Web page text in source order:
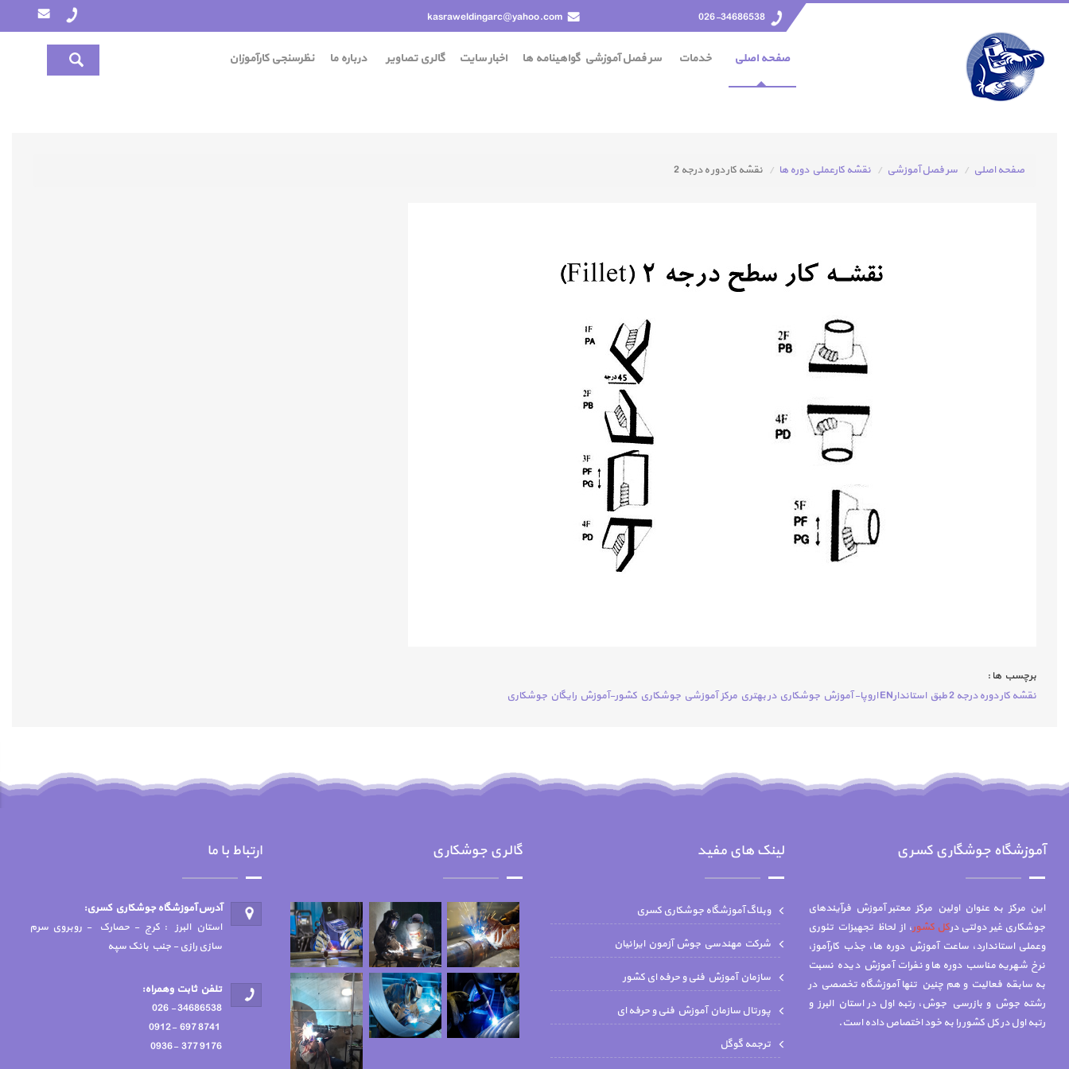
026-34686538
kasraweldingarc@yahoo.com
صفحه اصلي خدمات سر فصل آموزشی گواهينامه ها اخبار سایت گالری تصاویر درباره ما نظرسنجی کارآموزان
صفحه اصلی سر فصل آموزشی نقشه كارعملي دوره ها نقشه کار دور ه درجه 2
برچسب ها :
نقشه کار دوره درجه 2 طبق استاندارEN اروپا- آموزش جوشكاري در بهتري مركز آموزشي جوشكاري كشور-آموزش رايگان جوشكاري
آموزشگاه جوشگاری کسری
این مرکز به عنوان اولین مرکز معتبر آموزش فرآیندهای
جوشکاری غیر دولتی درکل کشور، از لحاظ تجهیزات تئوری
وعملی استاندارد، ساعت آموزش دوره ها، جذب کارآموز،
نرخ شهریه مناسب دوره ها و نفرات آموزش دیده نسبت
به سابقه فعالیت و هم چنين تنها آموزشگاه تخصصي در
رشته جوش و بازرسي جوش، رتبه اول در استان البرز و
رتبه اول در کل کشور را به خود اختصاص داده است.
لینک های مفید
وبلاگ آموزشگاه جوشکاری کسری
شركت مهندسي جوش آزمون ايرانيان
سازمان آموزش فنی و حرفه ای کشور
پورتال سازمان آموزش فنی و حرفه ای
ترجمه گوگل
گالری جوشکاری ارتباط با ما
آدرس آموزشگاه جوشكاري كسري:
استان البرز : کرج - حصارک - روبروی سرم
سازی رازی - جنب بانک سپه
تلفن ثابت وهمراه:
34686538 - 026
9176 377 -0936